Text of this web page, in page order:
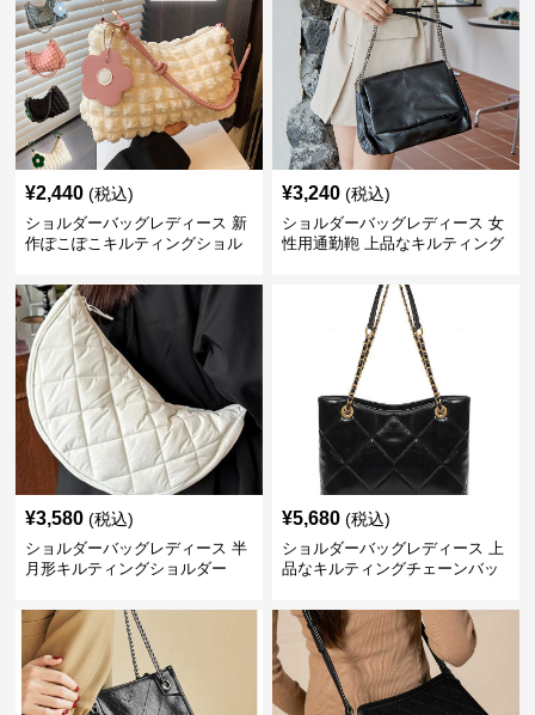
¥2,440 (税込)
ショルダーバッグレディース 新
作ぽこぽこキルティングショル
¥3,240 (税込)
ショルダーバッグレディース 女
性用通勤鞄 上品なキルティング
¥3,580 (税込)
ショルダーバッグレディース 半
月形キルティングショルダー
¥5,680 (税込)
ショルダーバッグレディース 上
品なキルティングチェーンバッ